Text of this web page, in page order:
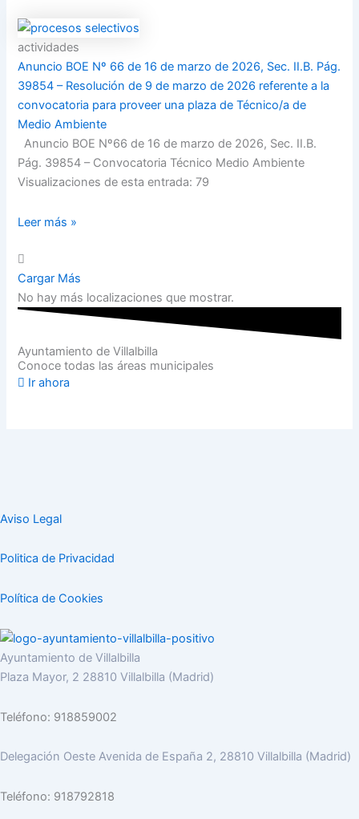
actividades
Anuncio BOE Nº 66 de 16 de marzo de 2026, Sec. II.B. Pág.
39854 – Resolución de 9 de marzo de 2026 referente a la
convocatoria para proveer una plaza de Técnico/a de
Medio Ambiente
Anuncio BOE Nº66 de 16 de marzo de 2026, Sec. II.B.
Pág. 39854 – Convocatoria Técnico Medio Ambiente
Visualizaciones de esta entrada: 79
Leer más »
Cargar Más
No hay más localizaciones que mostrar.
Ayuntamiento de Villalbilla
Conoce todas las áreas municipales
Ir ahora
Aviso Legal
Politica de Privacidad
Política de Cookies
Ayuntamiento de Villalbilla
Plaza Mayor, 2 28810 Villalbilla (Madrid)
Teléfono: 918859002
Delegación Oeste Avenida de España 2, 28810 Villalbilla (Madrid)
Teléfono: 918792818